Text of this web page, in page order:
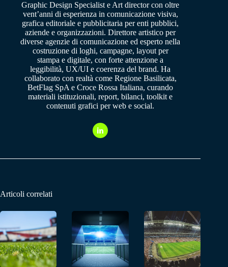
Graphic Design Specialist e Art director con oltre
vent’anni di esperienza in comunicazione visiva,
grafica editoriale e pubblicitaria per enti pubblici,
aziende e organizzazioni. Direttore artistico per
diverse agenzie di comunicazione ed esperto nella
costruzione di loghi, campagne, layout per
stampa e digitale, con forte attenzione a
leggibilità, UX/UI e coerenza del brand. Ha
collaborato con realtà come Regione Basilicata,
BetFlag SpA e Croce Rossa Italiana, curando
materiali istituzionali, report, bilanci, toolkit e
contenuti grafici per web e social.
Articoli correlati